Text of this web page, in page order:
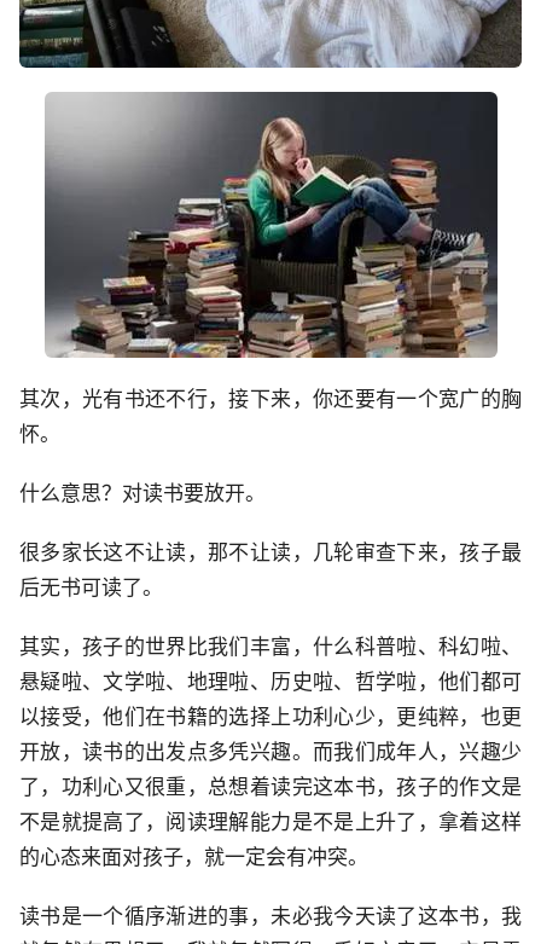
其次，光有书还不行，接下来，你还要有一个宽广的胸
怀。
什么意思？对读书要放开。
很多家长这不让读，那不让读，几轮审查下来，孩子最
后无书可读了。
其实，孩子的世界比我们丰富，什么科普啦、科幻啦、
悬疑啦、文学啦、地理啦、历史啦、哲学啦，他们都可
以接受，他们在书籍的选择上功利心少，更纯粹，也更
开放，读书的出发点多凭兴趣。而我们成年人，兴趣少
了，功利心又很重，总想着读完这本书，孩子的作文是
不是就提高了，阅读理解能力是不是上升了，拿着这样
的心态来面对孩子，就一定会有冲突。
读书是一个循序渐进的事，未必我今天读了这本书，我